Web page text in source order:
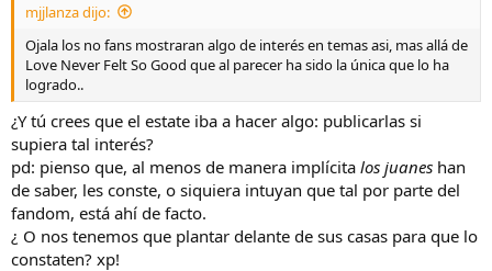
mjjlanza dijo:
Ojala los no fans mostraran algo de interés en temas asi, mas allá de
Love Never Felt So Good que al parecer ha sido la única que lo ha
logrado..
¿Y tú crees que el estate iba a hacer algo: publicarlas si
supiera tal interés?
pd: pienso que, al menos de manera implícita los juanes han
de saber, les conste, o siquiera intuyan que tal por parte del
fandom, está ahí de facto.
¿ O nos tenemos que plantar delante de sus casas para que lo
constaten? xp!